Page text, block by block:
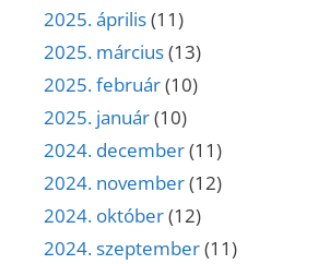
2025. április(11)
2025. március(13)
2025. február(10)
2025. január(10)
2024. december(11)
2024. november(12)
2024. október(12)
2024. szeptember(11)